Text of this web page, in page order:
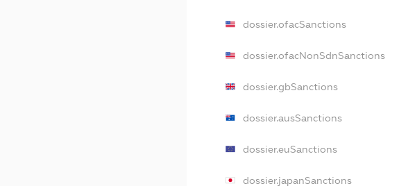
dossier.ofacSanctions
dossier.ofacNonSdnSanctions
dossier.gbSanctions
dossier.ausSanctions
dossier.euSanctions
dossier.japanSanctions